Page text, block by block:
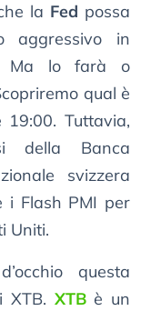
la Fed possa
aggressivo in
Ma lo farà o
qual è
Tuttavia,
della Banca
svizzera
i Flash PMI per
Uniti.
questa
XTB. XTBè un